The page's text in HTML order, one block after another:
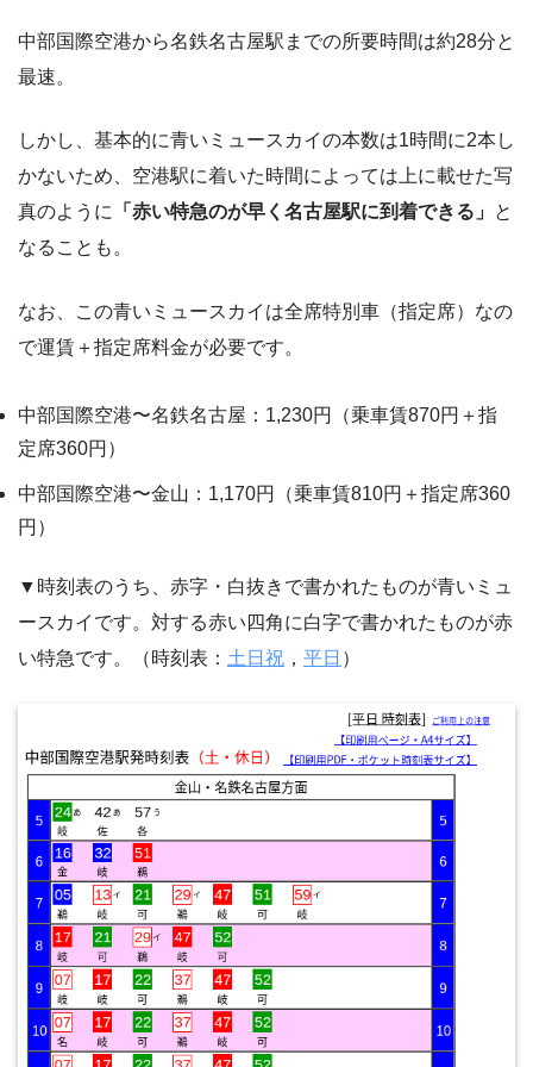
中部国際空港から名鉄名古屋駅までの所要時間は約28分と
最速。
しかし、基本的に青いミュースカイの本数は1時間に2本し
かないため、空港駅に着いた時間によっては上に載せた写
真のように
「赤い特急のが早く名古屋駅に到着できる」
と
なることも。
なお、この青いミュースカイは全席特別車（指定席）なの
で運賃＋指定席料金が必要です。
中部国際空港〜名鉄名古屋：1,230円（乗車賃870円＋指
定席360円）
中部国際空港〜金山：1,170円（乗車賃810円＋指定席360
円）
▼時刻表のうち、赤字・白抜きで書かれたものが青いミュ
ースカイです。対する赤い四角に白字で書かれたものが赤
い特急です。（時刻表： 土日祝 ， 平日 ）